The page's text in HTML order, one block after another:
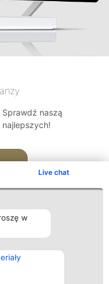
Live chat
w
naszą
Kontakt
Kontakt